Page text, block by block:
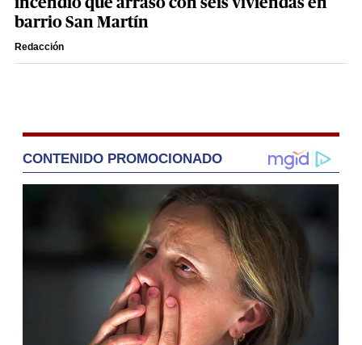
incendio que arrasó con seis viviendas en
barrio San Martín
Redacción
CONTENIDO PROMOCIONADO